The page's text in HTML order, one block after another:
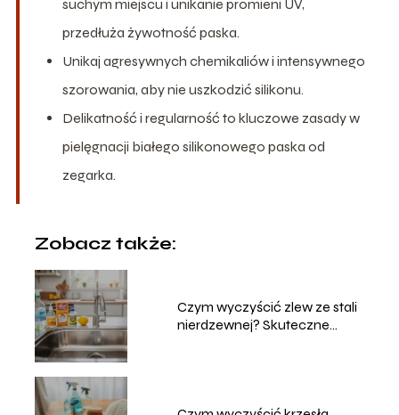
suchym miejscu i unikanie promieni UV,
przedłuża żywotność paska.
Unikaj agresywnych chemikaliów i intensywnego
szorowania, aby nie uszkodzić silikonu.
Delikatność i regularność to kluczowe zasady w
pielęgnacji białego silikonowego paska od
zegarka.
Zobacz także:
Czym wyczyścić zlew ze stali
nierdzewnej? Skuteczne